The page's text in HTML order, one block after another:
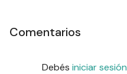
Comentarios
Debés iniciar sesión